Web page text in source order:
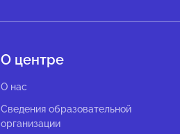
О центре
О нас
Сведения образовательной
организации